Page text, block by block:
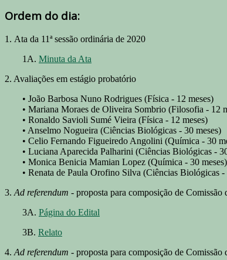
Ordem do dia:
1. Ata da 11ª sessão ordinária de 2020
1A. Minuta da Ata
2. Avaliações em estágio probatório
• João Barbosa Nuno Rodrigues (Física - 12 meses)
• Mariana Moraes de Oliveira Sombrio (Filosofia - 12
• Ronaldo Savioli Sumé Vieira (Física - 12 meses)
• Anselmo Nogueira (Ciências Biológicas - 30 meses)
• Celio Fernando Figueiredo Angolini (Química - 30
• Luciana Aparecida Palharini (Ciências Biológicas -
• Monica Benicia Mamian Lopez (Química - 30 meses)
• Renata de Paula Orofino Silva (Ciências Biológicas -
3. Ad referendum - proposta para composição de
3A. Página do Edital
3B. Relato
4. Ad referendum - proposta para composição de